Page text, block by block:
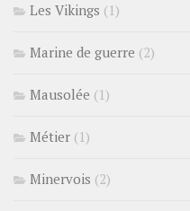
Les Vikings (1)
Marine de guerre (2)
Mausolée (1)
Métier (1)
Minervois (2)